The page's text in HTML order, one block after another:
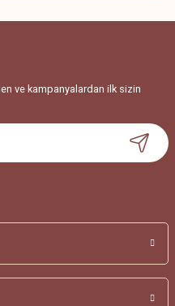
ve kampanyalardan ilk sizin